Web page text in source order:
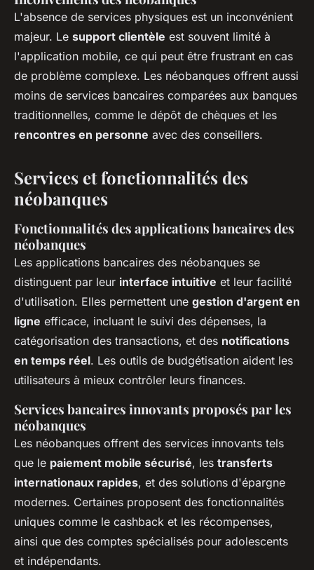
L'absence de services physiques est un inconvénient
majeur. Le support clientèle est souvent limité à
l'application mobile, ce qui peut être frustrant en cas
de problème complexe. Les néobanques offrent aussi
moins de services bancaires comparées aux banques
traditionnelles, comme le dépôt de chèques et les
rencontres en personne avec des conseillers.
Services et fonctionnalités des
néobanques
Fonctionnalités des applications bancaires des
néobanques
Les applications bancaires des néobanques se
distinguent par leur interface intuitive et leur facilité
d'utilisation. Elles permettent une gestion d'argent en
ligne efficace, incluant le suivi des dépenses, la
catégorisation des transactions, et des notifications
en temps réel. Les outils de budgétisation aident les
utilisateurs à mieux contrôler leurs finances.
Services bancaires innovants proposés par les
néobanques
Les néobanques offrent des services innovants tels
que le paiement mobile sécurisé, les transferts
internationaux rapides, et des solutions d'épargne
modernes. Certaines proposent des fonctionnalités
uniques comme le cashback et les récompenses,
ainsi que des comptes spécialisés pour adolescents
et indépendants.